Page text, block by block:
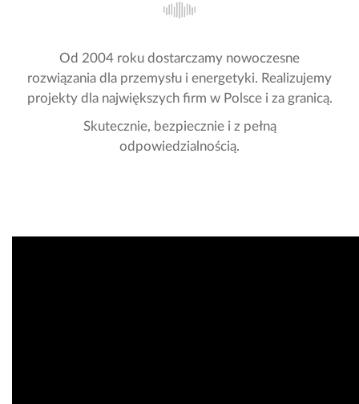
Od 2004 roku dostarczamy nowoczesne
rozwiązania dla przemysłu i energetyki. Realizujemy
projekty dla największych firm w Polsce i za granicą.
Skutecznie, bezpiecznie i z pełną
odpowiedzialnością.